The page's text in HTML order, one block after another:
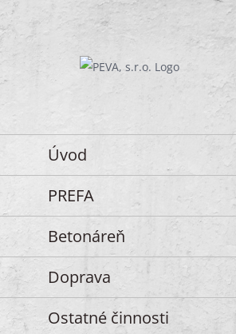
Skip
to
content
Úvod
PREFA
Betonáreň
Doprava
Ostatné činnosti